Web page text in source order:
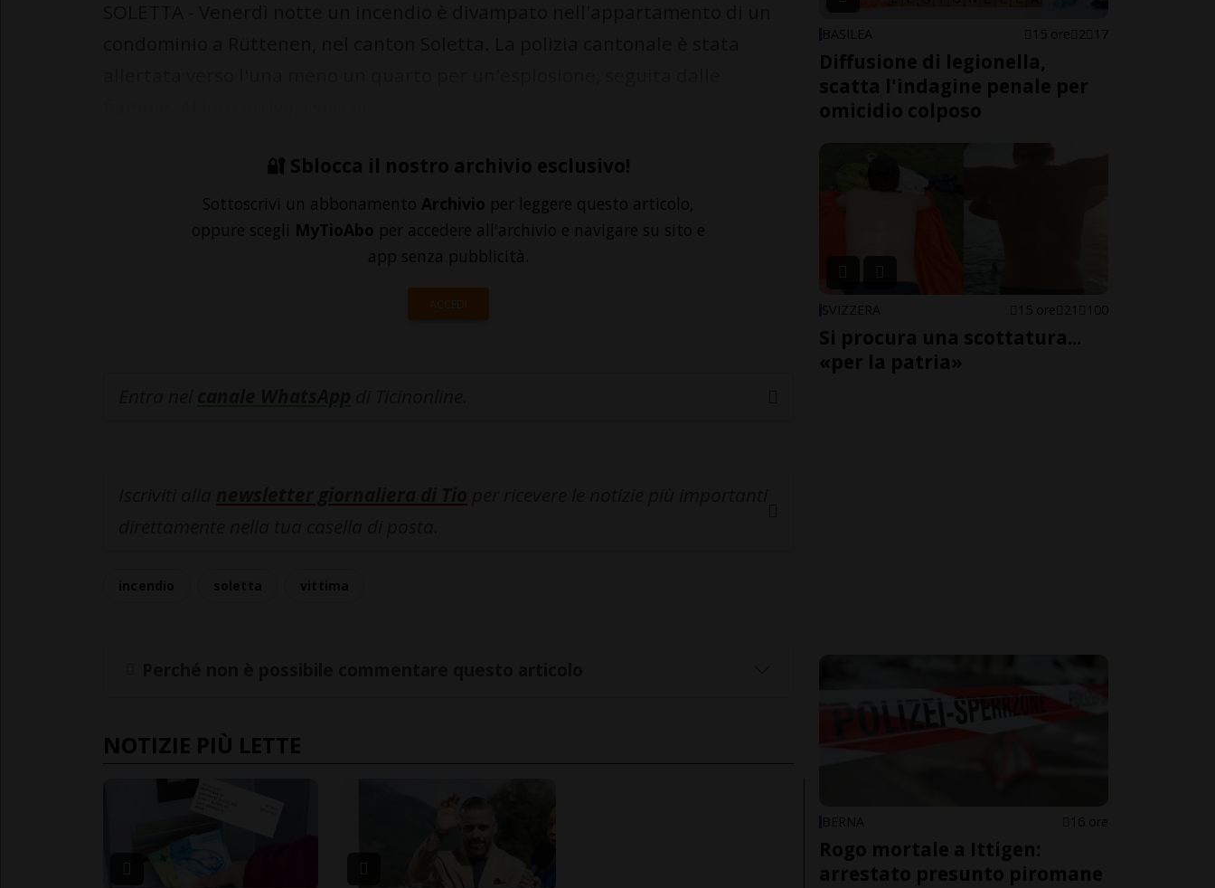
🔐 Sblocca il nostro archivio esclusivo!
Sottoscrivi un abbonamento Archivio per leggere questo articolo,
oppure scegli MyTioAbo per accedere all'archivio e navigare su sito e
app senza pubblicità.
ACCEDI
NOTIZIE PIÙ LETTE
BASILEA 15 ore 2 17
Diffusione di legionella,
scatta l'indagine penale per
omicidio colposo
SVIZZERA 15 ore 21 100
Si procura una scottatura...
«per la patria»
BERNA 16 ore
Rogo mortale a Ittigen:
arrestato presunto piromane